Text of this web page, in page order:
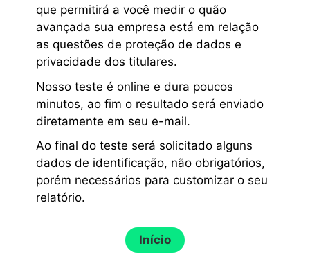
que permitirá a você medir o quão
avançada sua empresa está em relação
as questões de proteção de dados e
privacidade dos titulares.
Nosso teste é online e dura poucos
minutos, ao fim o resultado será enviado
diretamente em seu e-mail.
Ao final do teste será solicitado alguns
dados de identificação, não obrigatórios,
porém necessários para customizar o seu
relatório.